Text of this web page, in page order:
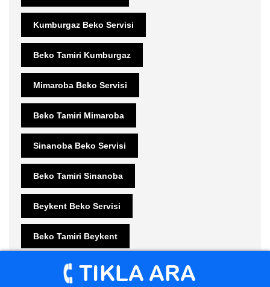
Kumburgaz Beko Servisi
Beko Tamiri Kumburgaz
Mimaroba Beko Servisi
Beko Tamiri Mimaroba
Sinanoba Beko Servisi
Beko Tamiri Sinanoba
Beykent Beko Servisi
Beko Tamiri Beykent
Teknik Servis Beykent